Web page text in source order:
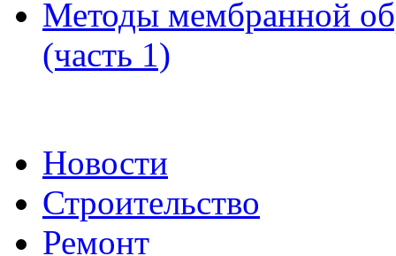
Методы мембранной
(часть 1)
Новости
Строительство
Ремонт